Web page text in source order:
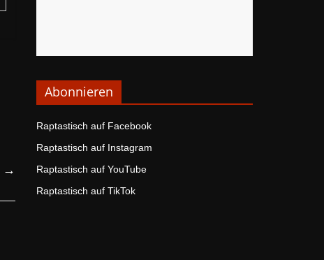
→
Abonnieren
Raptastisch auf Facebook
Raptastisch auf Instagram
Raptastisch auf YouTube
Raptastisch auf TikTok